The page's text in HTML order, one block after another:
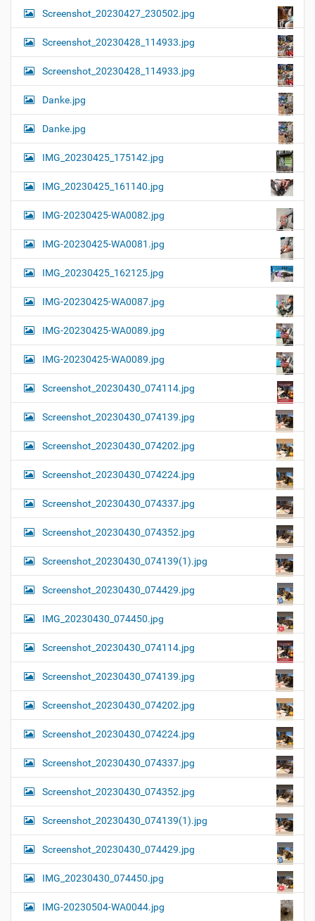
Screenshot_20230427_230502.jpg
Screenshot_20230428_114933.jpg
Screenshot_20230428_114933.jpg
Danke.jpg
Danke.jpg
IMG_20230425_175142.jpg
IMG_20230425_161140.jpg
IMG-20230425-WA0082.jpg
IMG-20230425-WA0081.jpg
IMG_20230425_162125.jpg
IMG-20230425-WA0087.jpg
IMG-20230425-WA0089.jpg
IMG-20230425-WA0089.jpg
Screenshot_20230430_074114.jpg
Screenshot_20230430_074139.jpg
Screenshot_20230430_074202.jpg
Screenshot_20230430_074224.jpg
Screenshot_20230430_074337.jpg
Screenshot_20230430_074352.jpg
Screenshot_20230430_074139(1).jpg
Screenshot_20230430_074429.jpg
IMG_20230430_074450.jpg
Screenshot_20230430_074114.jpg
Screenshot_20230430_074139.jpg
Screenshot_20230430_074202.jpg
Screenshot_20230430_074224.jpg
Screenshot_20230430_074337.jpg
Screenshot_20230430_074352.jpg
Screenshot_20230430_074139(1).jpg
Screenshot_20230430_074429.jpg
IMG_20230430_074450.jpg
IMG-20230504-WA0044.jpg